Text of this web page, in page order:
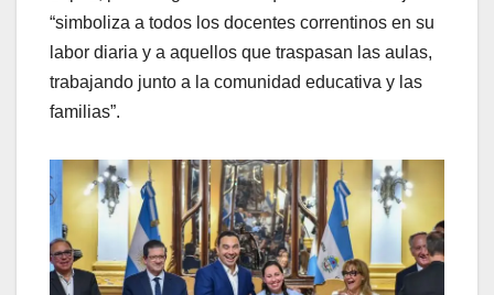
“simboliza a todos los docentes correntinos en su
labor diaria y a aquellos que traspasan las aulas,
trabajando junto a la comunidad educativa y las
familias”.